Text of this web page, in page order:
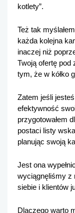
kotlety”.
Też tak
każda kolejna
inaczej niż
Twoją ofertę pod
tym, że w kółko
Zatem jeśli
efektywność
przygotowałem
postaci listy
planując swoją
Jest ona
wyciągnęliśmy z
siebie i klientów
Dlaczego warto